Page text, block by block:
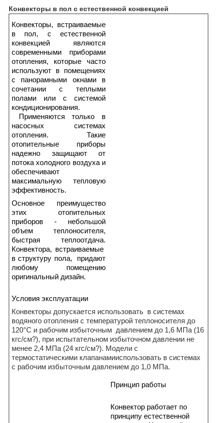
Конвекторы в пол с естественной конвекцией
Конвекторы, встраиваемые
в пол, с естественной
конвекцией являются
современными приборами
отопления, которые часто
используют в помещениях
с панорамными окнами в
сочетании с теплыми
полами или с системой
кондиционирования.
Применяются только в
насосных системах
отопления. Такие
отопительные приборы
надежно защищают от
потока холодного воздуха и
обеспечивают
максимальную тепловую
эффективность.
Основное преимущество
этих отопительных
приборов - небольшой
объем теплоносителя,
быстрая теплоотдача.
Конвектора, встраиваемые
в структуру пола, придают
любому помещению
оригинальный дизайн.
Условия эксплуатации
Конвекторы допускается использовать в системах
водяного отопления с температурой теплоносителя до
120°С и рабочим избыточным давлением до 1,6 МПа (16
кгс/см?), при испытательном избыточном давлении не
менее 2,4 МПа (24 кгс/см?). Модели с
термостатическими клапанамииспользовать в системах
с рабочим избыточным давлением до 1,0 МПа.
Принцип работы
Конвектор работает по
принципу естественной